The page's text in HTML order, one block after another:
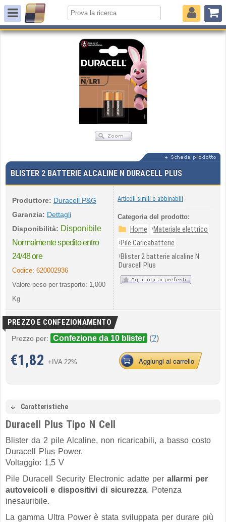
BLISTER 2 BATTERIE ALCALINE N DURACELL PLUS
Produttore: Duracell P&G
Garanzia: Dettagli
Disponibilità: Disponibile
Normalmente spedito entro
24/48 ore
Codice: 620002936
Valore peso per trasporto: 1,000
Kg
Articoli simili o abbinabili
Categoria del prodotto:
Home ›Materiale elettrico
›Pile Caricabatterie
›Blister 2 batterie alcaline N
Duracell Plus
PREZZO E CONFEZIONAMENTO
Prezzo per: Confezione da 10 blister (?)
€1,82 +IVA 22% Aggiungi al carrello
Caratteristiche
Duracell Plus Tipo N Cell
Blister da 2 pile Alcaline, non ricaricabili, a basso costo
Duracell Plus Power.
Voltaggio: 1,5 V
Pile Duracell Security Electronic adatte per allarmi per
autoveicoli e dispositivi di sicurezza. Potenza
inesauribile.
La gamma Ultra Power è stata sviluppata per durare più